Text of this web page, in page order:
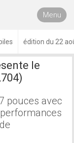
Menu
édition du 22
le
pouces avec